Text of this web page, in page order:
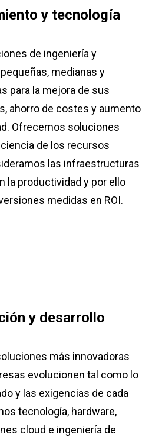
y tecnología
de ingeniería y
medianas y
para la mejora de sus
ahorro de costes y aumento
Ofrecemos soluciones
de los recursos
las infraestructuras
la productividad y por ello
medidas en ROI.
y desarrollo
más innovadoras
evolucionen tal como lo
y las exigencias de cada
tecnología, hardware,
cloud e ingeniería de